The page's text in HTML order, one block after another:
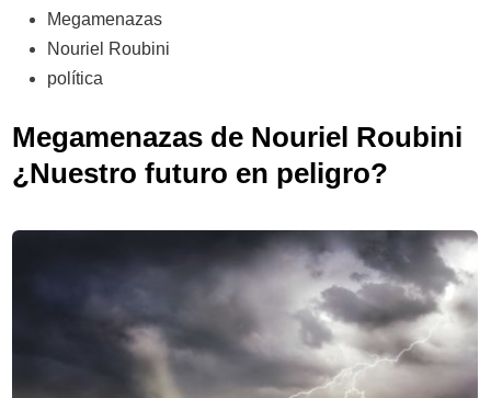
Megamenazas
Nouriel Roubini
política
Megamenazas de Nouriel Roubini
¿Nuestro futuro en peligro?